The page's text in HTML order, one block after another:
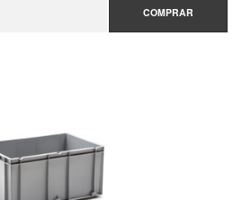
COMPRAR